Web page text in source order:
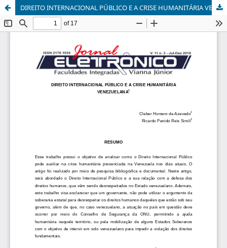
DIREITO INTERNACIONAL PÚBLICO E A CRISE HUMANITÁRIA VENEZUELANA